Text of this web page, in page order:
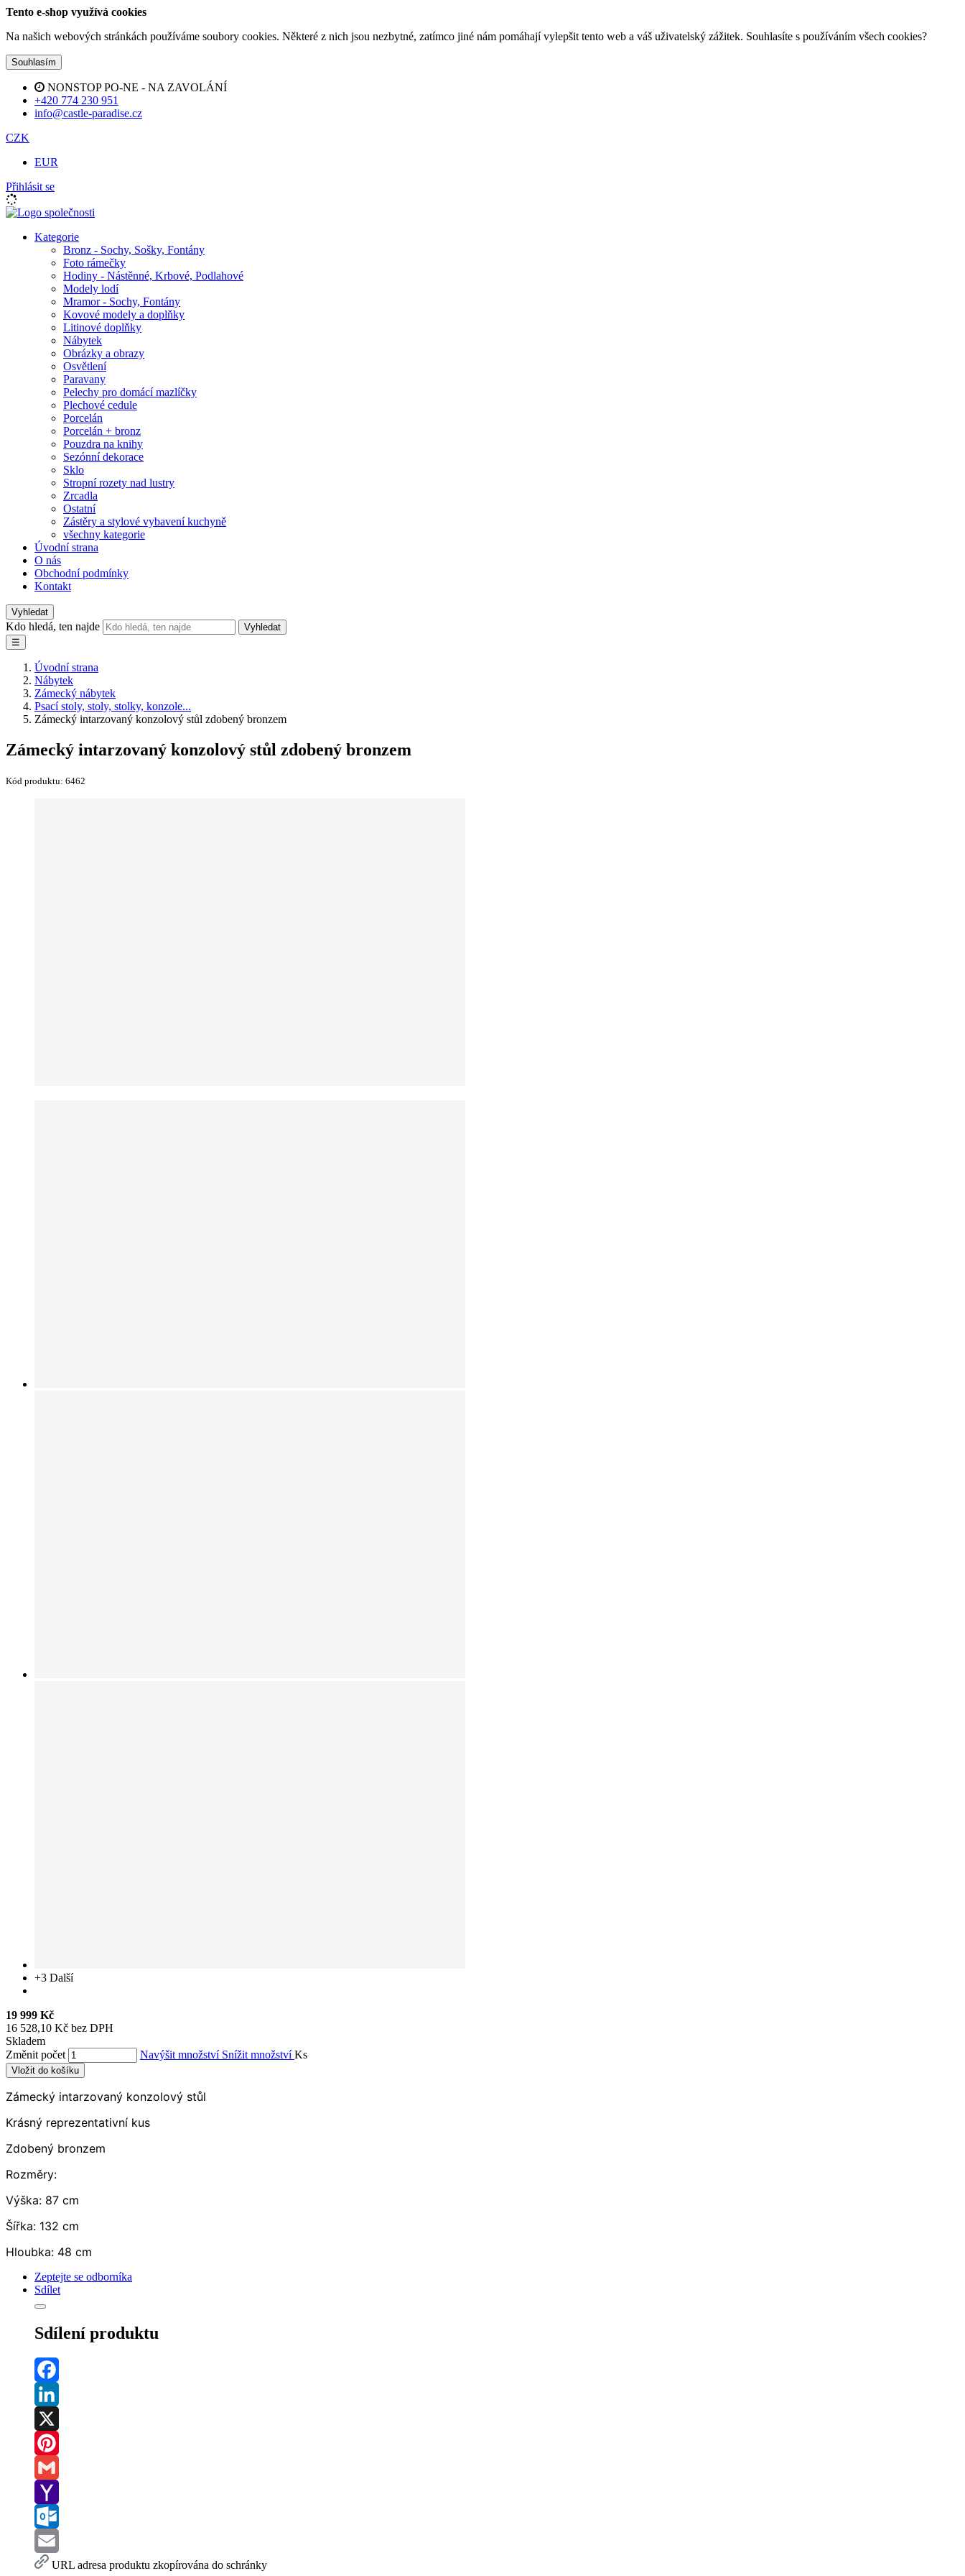
Tento e-shop využívá cookies
Na našich webových stránkách používáme soubory cookies. Některé z nich jsou nezbytné, zatímco jiné nám pomáhají vylepšit tento web a váš uživatelský zážitek. Souhlasíte s používáním všech cookies?
Souhlasím
NONSTOP PO-NE - NA ZAVOLÁNÍ
+420 774 230 951
info@castle-paradise.cz
CZK
EUR
Přihlásit se
Kategorie
Bronz - Sochy, Sošky, Fontány
Foto rámečky
Hodiny - Nástěnné, Krbové, Podlahové
Modely lodí
Mramor - Sochy, Fontány
Kovové modely a doplňky
Litinové doplňky
Nábytek
Obrázky a obrazy
Osvětlení
Paravany
Pelechy pro domácí mazlíčky
Plechové cedule
Porcelán
Porcelán + bronz
Pouzdra na knihy
Sezónní dekorace
Sklo
Stropní rozety nad lustry
Zrcadla
Ostatní
Zástěry a stylové vybavení kuchyně
všechny kategorie
Úvodní strana
O nás
Obchodní podmínky
Kontakt
Vyhledat
Kdo hledá, ten najde
Vyhledat
☰
Úvodní strana
Nábytek
Zámecký nábytek
Psací stoly, stoly, stolky, konzole...
Zámecký intarzovaný konzolový stůl zdobený bronzem
Zámecký intarzovaný konzolový stůl zdobený bronzem
Kód produktu: 6462
+3 Další
19 999 Kč
16 528,10 Kč bez DPH
Skladem
Změnit počet
Navýšit množství Snížit množstvíKs
Vložit do košíku
Zámecký intarzovaný konzolový stůl
Krásný reprezentativní kus
Zdobený bronzem
Rozměry:
Výška: 87 cm
Šířka: 132 cm
Hloubka: 48 cm
Zeptejte se odborníka
Sdílet
Sdílení produktu
Facebook
LinkedIn
X
Pinterest
Gmail
Yahoo
Mail
Outlook.com
EmailURL adresa produktu zkopírována do schránky